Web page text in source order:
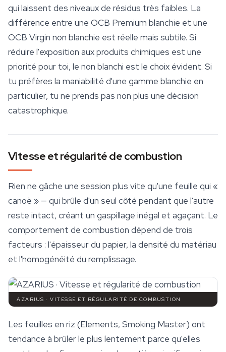
qui laissent des niveaux de résidus très faibles. La
différence entre une OCB Premium blanchie et une
OCB Virgin non blanchie est réelle mais subtile. Si
réduire l'exposition aux produits chimiques est une
priorité pour toi, le non blanchi est le choix évident. Si
tu préfères la maniabilité d'une gamme blanchie en
particulier, tu ne prends pas non plus une décision
catastrophique.
Vitesse et régularité de combustion
Rien ne gâche une session plus vite qu'une feuille qui «
canoë » — qui brûle d'un seul côté pendant que l'autre
reste intact, créant un gaspillage inégal et agaçant. Le
comportement de combustion dépend de trois
facteurs : l'épaisseur du papier, la densité du matériau
et l'homogénéité du remplissage.
AZARIUS · VITESSE ET RÉGULARITÉ DE COMBUSTION
Les feuilles en riz (Elements, Smoking Master) ont
tendance à brûler le plus lentement parce qu'elles